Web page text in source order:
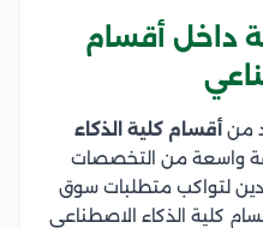
داخل أقسام
من أقسام كلية الذكاء
واسعة من التخصصات
لتواكب متطلبات سوق
كلية الذكاء الاصطناعي